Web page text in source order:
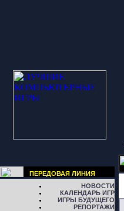
ПЕРЕДОВАЯ ЛИНИЯ
НОВОСТИ
КАЛЕНДАРЬ ИГР
ИГРЫ БУДУЩЕГО
РЕПОРТАЖИ